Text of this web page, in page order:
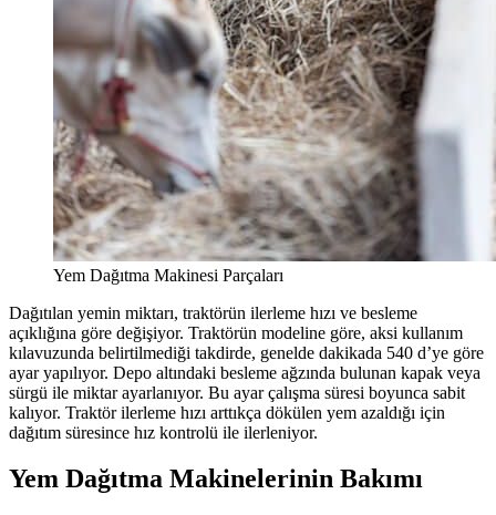
Yem Dağıtma Makinesi Parçaları
Dağıtılan yemin miktarı, traktörün ilerleme hızı ve besleme
açıklığına göre değişiyor. Traktörün modeline göre, aksi kullanım
kılavuzunda belirtilmediği takdirde, genelde dakikada 540 d’ye göre
ayar yapılıyor. Depo altındaki besleme ağzında bulunan kapak veya
sürgü ile miktar ayarlanıyor. Bu ayar çalışma süresi boyunca sabit
kalıyor. Traktör ilerleme hızı arttıkça dökülen yem azaldığı için
dağıtım süresince hız kontrolü ile ilerleniyor.
Yem Dağıtma Makinelerinin Bakımı